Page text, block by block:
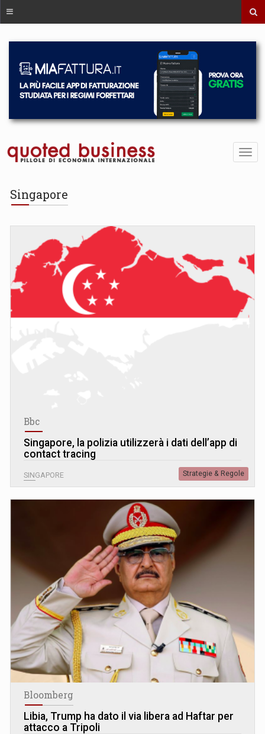
Singapore
Bbc
Singapore, la polizia utilizzerà i dati dell’app di
contact tracing
SINGAPORE Strategie & Regole
Bloomberg
Libia, Trump ha dato il via libera ad Haftar per
attacco a Tripoli